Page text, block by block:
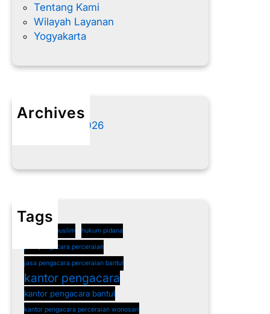
Tentang Kami
Wilayah Layanan
Yogyakarta
Archives
Agustus 2026
Tags
cerai non muslim hukum pidana
jasa pengacara perceraian
jasa pengacara perceraian bantul
kantor pengacara
kantor pengacara bantul
kantor pengacara perceraian wonosari